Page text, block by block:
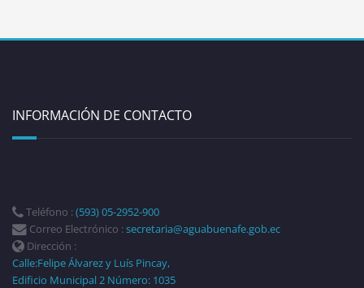
INFORMACIÓN DE CONTACTO
Teléfono : (593) 05-2952-900
Correo Electrónico : secretaria@aguabuenafe.gob.ec
Dirección :
Calle:Felipe Álvarez y Luís Pincay,
Edificio Municipal 2 Número: 1035